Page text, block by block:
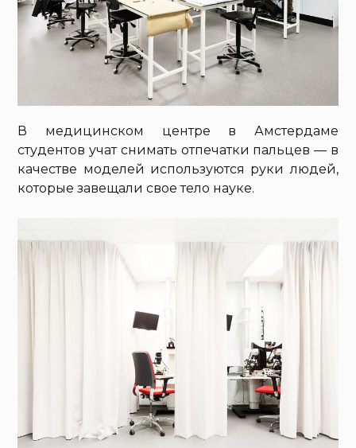
В медицинском центре в Амстердаме
студентов учат снимать отпечатки пальцев — в
качестве моделей используются руки людей,
которые завещали свое тело науке.